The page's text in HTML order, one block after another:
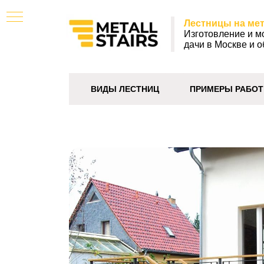
Лестницы на
Изготовление и
дачи в Москве и
ВИДЫ ЛЕСТНИЦ ПРИМЕРЫ РАБОТ
уличные лестницы,
лестница на улице,
изготовление металлических уличных лестниц,
изготовление уличных лестниц из металла,
изготовление уличных лестниц на металлическом каркасе,
лестницы на металлическом каркасе уличные цены,
металлическая лестница на второй этаж уличная цена,
цены на лестницы из металла уличные,
цены металлической уличной лестницы,